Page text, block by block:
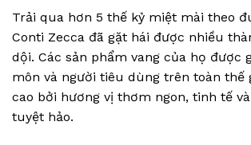
Trải qua hơn 5 thế kỷ miệt mài theo
Conti Zecca đã gặt hái được nhiều
dội. Các sản phẩm vang của họ được
môn và người tiêu dùng trên toàn thế
cao bởi hương vị thơm ngon, tinh tế
tuyệt hảo.